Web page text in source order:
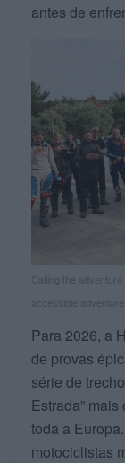
antes de
Calling the
accessible
Para 2026, a
de provas
série de
Estrada”
toda a
motociclistas